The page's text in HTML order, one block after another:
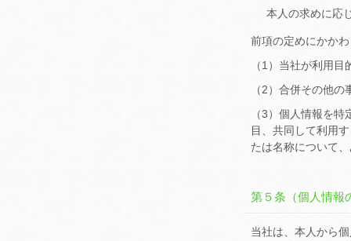
本人の求めに応
前項の定めにかか
（1）当社が利用
（2）合併その他
（3）個人情報を
目、共同して利用
たは名称について
第５条（個人情報
当社は、本人から